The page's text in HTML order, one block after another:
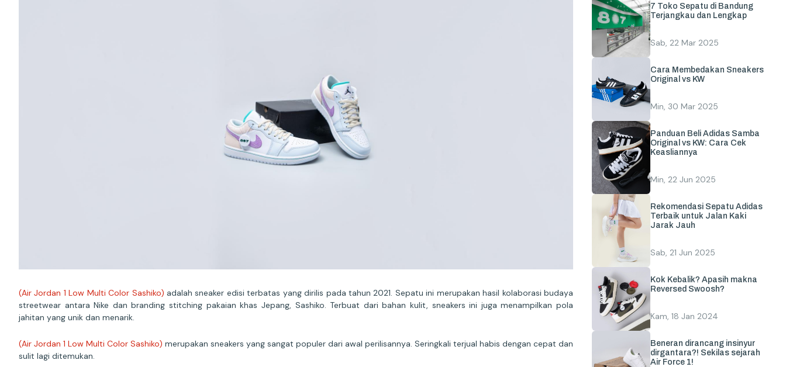
(Air Jordan 1 Low Multi Color Sashiko) adalah sneaker edisi terbatas yang dirilis pada tahun 2021. Sepatu ini merupakan hasil kolaborasi budaya
streetwear antara Nike dan branding stitching pakaian khas Jepang, Sashiko. Terbuat dari bahan kulit, sneakers ini juga menampilkan pola
jahitan yang unik dan menarik.
(Air Jordan 1 Low Multi Color Sashiko) merupakan sneakers yang sangat populer dari awal perilisannya. Seringkali terjual habis dengan cepat dan
sulit lagi ditemukan.
7 Toko Sepatu di Bandung
Terjangkau dan Lengkap
Sab, 22 Mar 2025
Cara Membedakan Sneakers
Original vs KW
Min, 30 Mar 2025
Panduan Beli Adidas Samba
Original vs KW: Cara Cek
Keasliannya
Min, 22 Jun 2025
Rekomendasi Sepatu Adidas
Terbaik untuk Jalan Kaki
Jarak Jauh
Sab, 21 Jun 2025
Kok Kebalik? Apasih makna
Reversed Swoosh?
Kam, 18 Jan 2024
Beneran dirancang insinyur
dirgantara?! Sekilas sejarah
Air Force 1!